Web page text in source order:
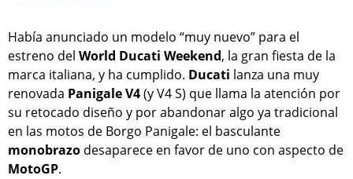
Había anunciado un modelo “muy nuevo” para el
estreno del World Ducati Weekend, la gran fiesta de la
marca italiana, y ha cumplido. Ducati lanza una muy
renovada Panigale V4(y V4 S) que llama la atención por
su retocado diseño y por abandonar algo ya tradicional
en las motos de Borgo Panigale: el basculante
monobrazo desaparece en favor de uno con aspecto de
MotoGP.